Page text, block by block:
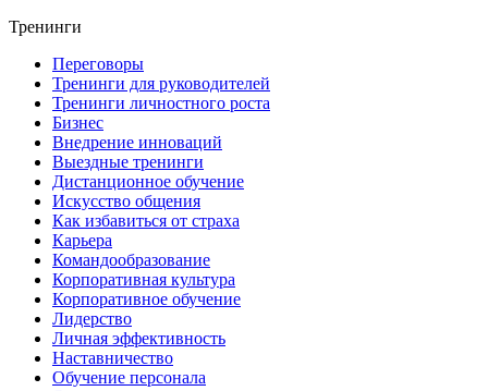
Тренинги
Переговоры
Тренинги для руководителей
Тренинги личностного роста
Бизнес
Внедрение инноваций
Выездные тренинги
Дистанционное обучение
Искусство общения
Как избавиться от страха
Карьера
Командообразование
Корпоративная культура
Корпоративное обучение
Лидерство
Личная эффективность
Наставничество
Обучение персонала